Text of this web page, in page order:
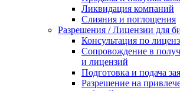
Ликвидация компаний
Слияния и поглощения
Разрешения / Лицензии для
Консультация по
Сопровождение в
и лицензий
Подготовка и подача
Разрешение на